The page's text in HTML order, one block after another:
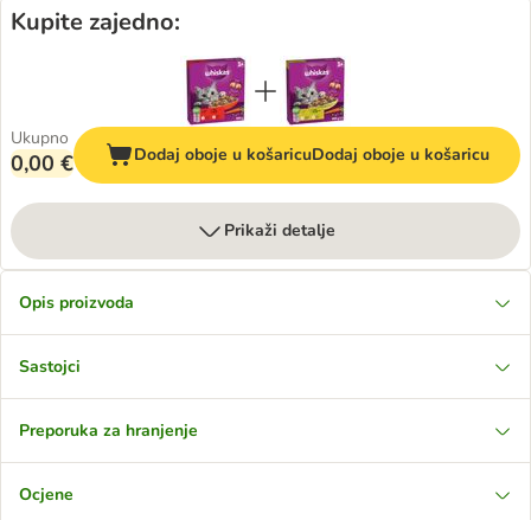
Kupite zajedno:
Ukupno
0,00 € Dodaj oboje u košaricuDodaj oboje u košaricu
Prikaži detalje
Opis proizvoda
Sastojci
Preporuka za hranjenje
Ocjene